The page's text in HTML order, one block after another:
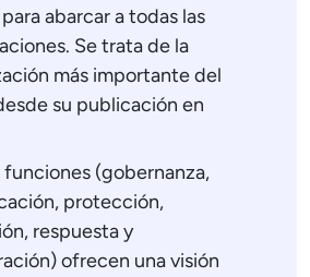
abarcar a todas las
Se trata de la
más importante del
su publicación en
funciones (gobernanza,
protección,
respuesta y
ofrecen una visión